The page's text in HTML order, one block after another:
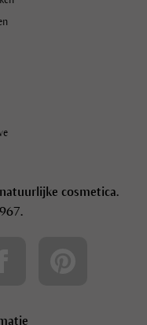
cosmetica.